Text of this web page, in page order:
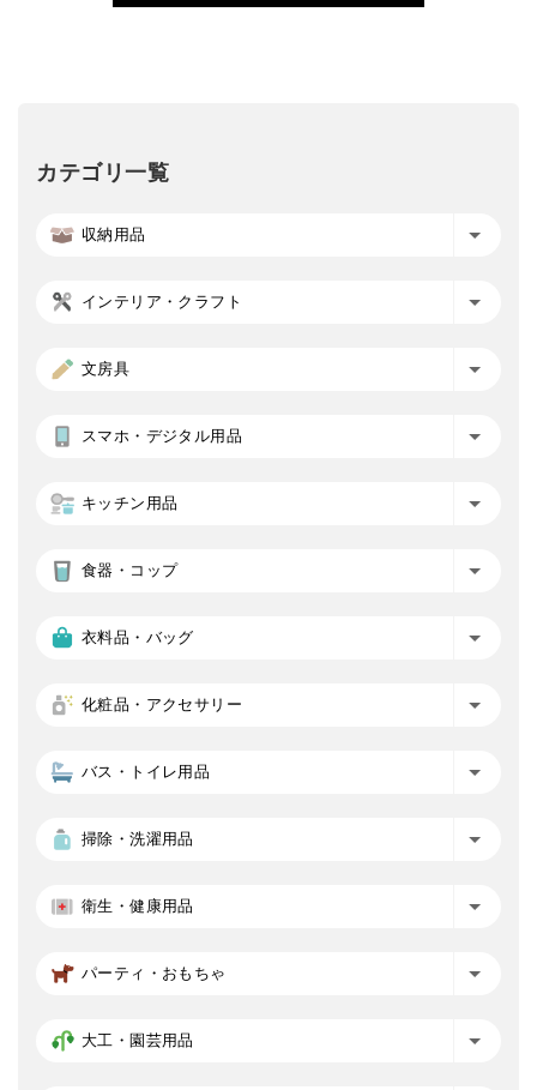
カテゴリ一覧
収納用品
インテリア・クラフト
文房具
スマホ・デジタル用品
キッチン用品
食器・コップ
衣料品・バッグ
化粧品・アクセサリー
バス・トイレ用品
掃除・洗濯用品
衛生・健康用品
パーティ・おもちゃ
大工・園芸用品